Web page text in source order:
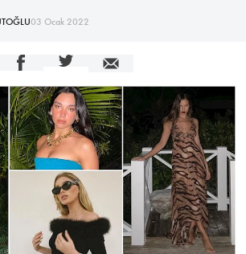
03 Ocak 2022